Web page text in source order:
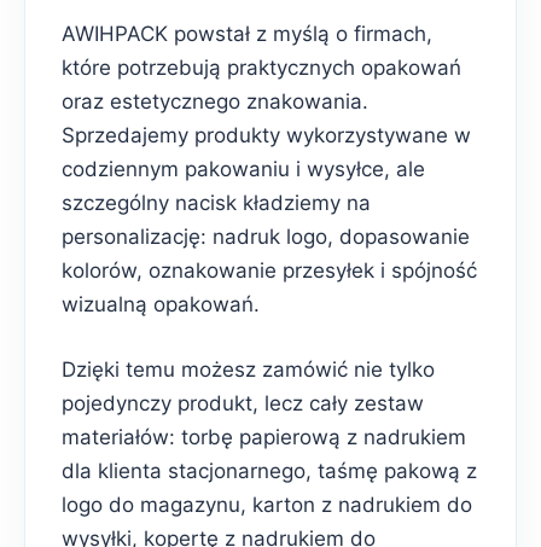
AWIHPACK powstał z myślą o firmach,
które potrzebują praktycznych opakowań
oraz estetycznego znakowania.
Sprzedajemy produkty wykorzystywane w
codziennym pakowaniu i wysyłce, ale
szczególny nacisk kładziemy na
personalizację: nadruk logo, dopasowanie
kolorów, oznakowanie przesyłek i spójność
wizualną opakowań.
Dzięki temu możesz zamówić nie tylko
pojedynczy produkt, lecz cały zestaw
materiałów: torbę papierową z nadrukiem
dla klienta stacjonarnego, taśmę pakową z
logo do magazynu, karton z nadrukiem do
wysyłki, kopertę z nadrukiem do